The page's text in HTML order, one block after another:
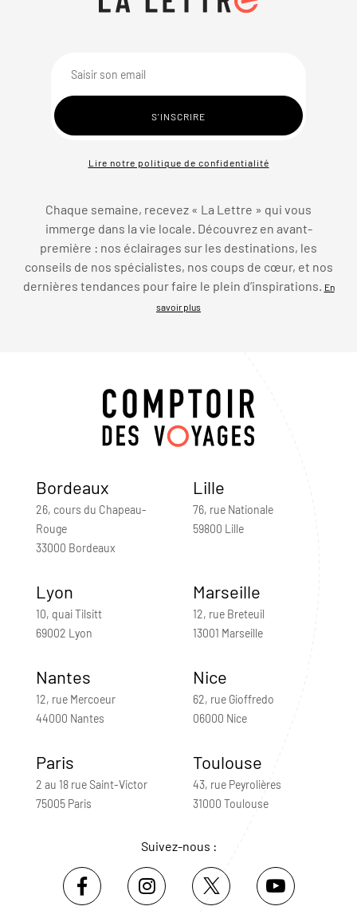
Lire notre politique de confidentialité
Chaque semaine, recevez « La Lettre » qui vous
immerge dans la vie locale. Découvrez en avant-
première : nos éclairages sur les destinations, les
conseils de nos spécialistes, nos coups de cœur, et nos
dernières tendances pour faire le plein d’inspirations. En
savoir plus
Bordeaux
26, cours du Chapeau-
Rouge
33000 Bordeaux
Lille
76, rue Nationale
59800 Lille
Lyon
10, quai Tilsitt
69002 Lyon
Marseille
12, rue Breteuil
13001 Marseille
Nantes
12, rue Mercoeur
44000 Nantes
Nice
62, rue Gioffredo
06000 Nice
Paris
2 au 18 rue Saint-Victor
75005 Paris
Toulouse
43, rue Peyrolières
31000 Toulouse
Suivez-nous :